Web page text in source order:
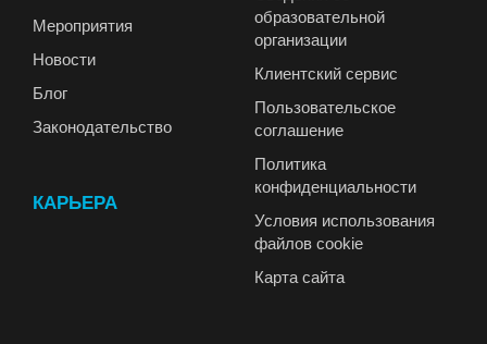
Мероприятия
Новости
Блог
Законодательство
КАРЬЕРА
образовательной
организации
Клиентский сервис
Пользовательское
соглашение
Политика
конфиденциальности
Условия использования
файлов cookie
Карта сайта